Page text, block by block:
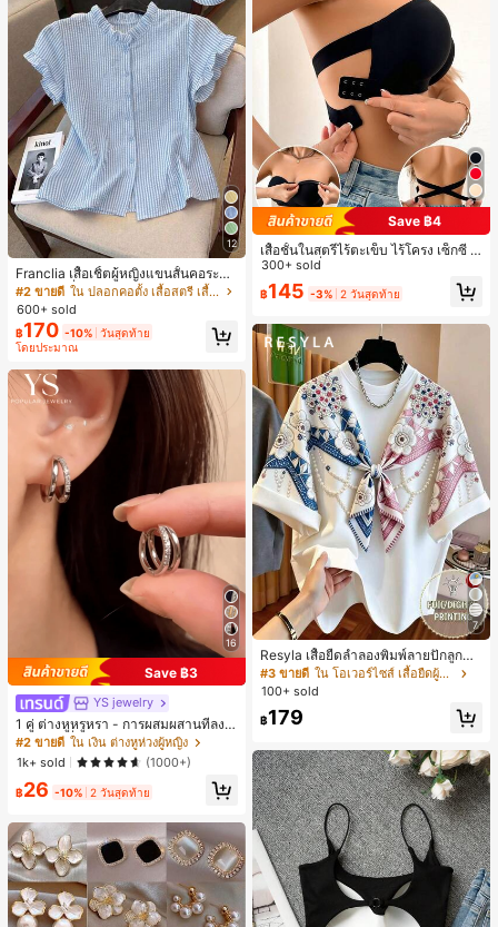
12
Franclia เสื้อเชิ้ตผู้หญิงแขนสั้นคอระบา
ยกระดุมเดี่ยวลายทาง
#2 ขายดี
ใน ปลอกคอตั้ง เสื้อสตรี เสื้อเบลาส์ & Tee
600+ sold
฿170 -10% วันสุดท้าย
โดยประมาณ
16
Save ฿3
YS jewelry
1 คู่ ต่างหูหรูหรา - การผสมผสานที่ลงตั
วของแฟชั่นและความซับซ้อน, ดีไซน์ส
องชั้น, เหมาะสำหรับสุภาพสตรีและนักเ
รียน, ต่างหูทองแดงฝังไมโคร
#2 ขายดี ใน เงิน ต่างหูห่วงผู้หญิง
1k+ sold
(1000+)
฿26 -10% 2 วันสุดท้าย
Save ฿4
เสื้อชั้นในสตรีไร้ตะเข็บ ไร้โครง เซ็กซี่ ด้
านข้างไม่ลื่น แผ่นรองถอดได้ ลายไขว้ห
ลัง ไร้สาย สบายตลอดวัน
300+ sold
฿145 -3% 2 วันสุดท้าย
7
Resyla เสื้อยืดลำลองพิมพ์ลายปักลูกปัด
รูปโบว์ขนาดใหญ่สำหรับผู้หญิง
#3 ขายดี
ใน โอเวอร์ไซส์ เสื้อยืดผู้หญิง
100+ sold
฿179